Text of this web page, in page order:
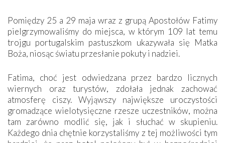
Pomiędzy 25 a 29 maja wraz z grupą Apostołów Fatimy
pielgrzymowaliśmy do miejsca, w którym 109 lat temu
trojgu portugalskim pastuszkom ukazywała się Matka
Boża, niosąc światu przesłanie pokuty i nadziei.
Fatima, choć jest odwiedzana przez bardzo licznych
wiernych oraz turystów, zdołała jednak zachować
atmosferę ciszy. Wyjąwszy największe uroczystości
gromadzące wielotysięczne rzesze uczestników, można
tam zarówno modlić się, jak i słuchać w skupieniu.
Każdego dnia chętnie korzystaliśmy z tej możliwości tym